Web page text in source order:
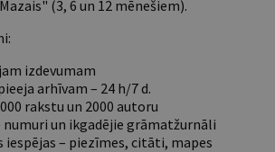
(3, 6 un 12 mēnešiem).
izdevumam
arhīvam – 24 h/7 d.
rakstu un 2000 autoru
un ikgadējie grāmatžurnāli
iespējas – piezīmes, citāti, mapes